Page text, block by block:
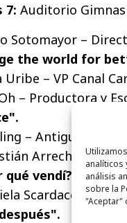
analíticos
análisis
sobre la
"Aceptar"
7: Auditorio
Sotomayor –
the world for
Uribe – VP Canal
– Productora y
– Antiguo CCO,
Arrechedera –
qué vendí?"
Scardaccione –